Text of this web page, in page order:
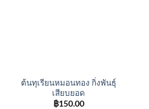
ต้นทุเรียนหมอนทอง กิ่งพันธุ์
เสียบยอด
฿150.00